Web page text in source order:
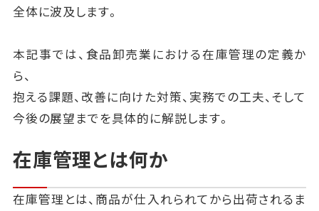
全体に波及します。
本記事では、食品卸売業における在庫管理の定義か
ら、
抱える課題、改善に向けた対策、実務での工夫、そして
今後の展望までを具体的に解説します。
在庫管理とは何か
在庫管理とは、商品が仕入れられてから出荷されるま